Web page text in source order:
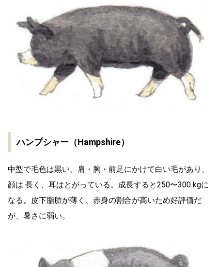
ハンプシャー（Hampshire）
中型で毛色は黒い。肩・胸・前足にかけて白い毛があり、
顔は 長く、耳はとがっている。成長すると250〜300 kgに
なる。皮下脂肪が薄く、赤身の割合が高いため好評価だ
が、暑さに弱い。